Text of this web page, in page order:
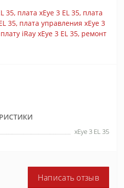
35, плата xEye 3 EL 35, плата
35, плата управления xEye 3
iRay xEye 3 EL 35, ремонт
xEye 3 EL 35
Написать отзыв